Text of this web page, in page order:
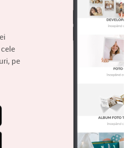
pe